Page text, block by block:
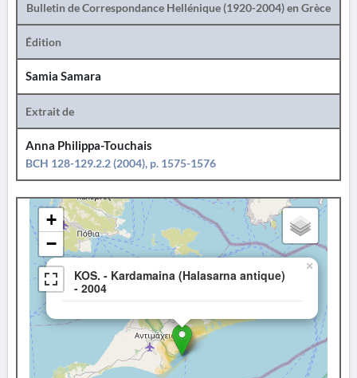
Bulletin de Correspondance Hellénique (1920-2004) en Grèce
Édition
Samia Samara
Extrait de
Anna Philippa-Touchais
BCH 128-129.2.2 (2004), p. 1575-1576
KOS. - Kardamaina (Halasarna antique)
- 2004
×
+
−